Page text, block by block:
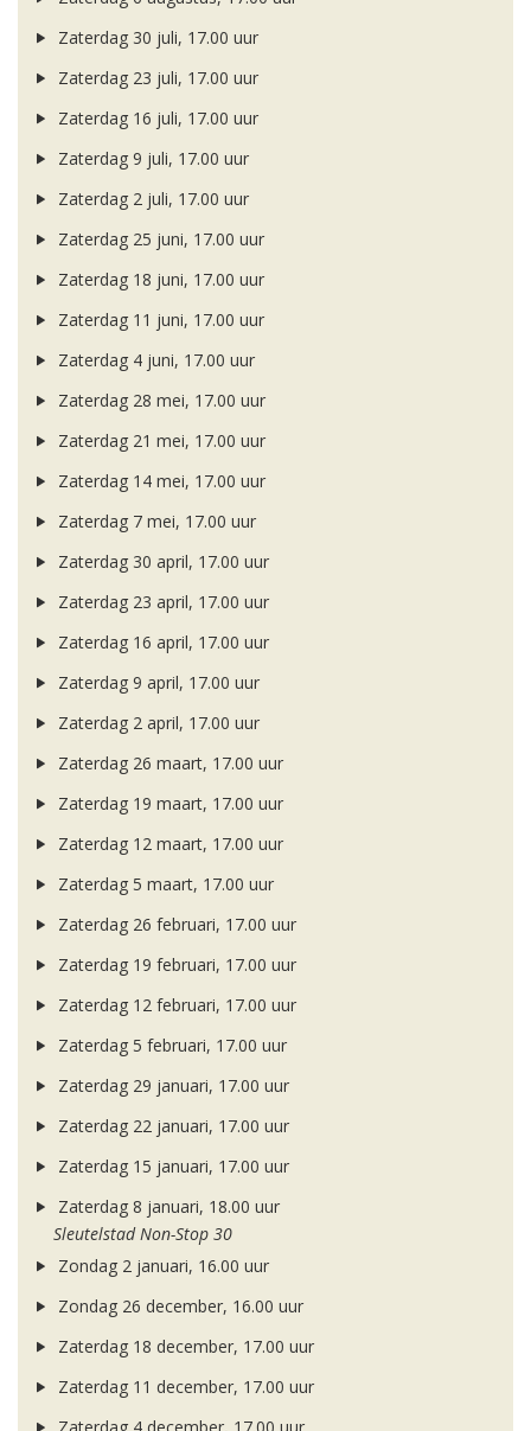
Zaterdag 30 juli, 17.00 uur
Zaterdag 23 juli, 17.00 uur
Zaterdag 16 juli, 17.00 uur
Zaterdag 9 juli, 17.00 uur
Zaterdag 2 juli, 17.00 uur
Zaterdag 25 juni, 17.00 uur
Zaterdag 18 juni, 17.00 uur
Zaterdag 11 juni, 17.00 uur
Zaterdag 4 juni, 17.00 uur
Zaterdag 28 mei, 17.00 uur
Zaterdag 21 mei, 17.00 uur
Zaterdag 14 mei, 17.00 uur
Zaterdag 7 mei, 17.00 uur
Zaterdag 30 april, 17.00 uur
Zaterdag 23 april, 17.00 uur
Zaterdag 16 april, 17.00 uur
Zaterdag 9 april, 17.00 uur
Zaterdag 2 april, 17.00 uur
Zaterdag 26 maart, 17.00 uur
Zaterdag 19 maart, 17.00 uur
Zaterdag 12 maart, 17.00 uur
Zaterdag 5 maart, 17.00 uur
Zaterdag 26 februari, 17.00 uur
Zaterdag 19 februari, 17.00 uur
Zaterdag 12 februari, 17.00 uur
Zaterdag 5 februari, 17.00 uur
Zaterdag 29 januari, 17.00 uur
Zaterdag 22 januari, 17.00 uur
Zaterdag 15 januari, 17.00 uur
Zaterdag 8 januari, 18.00 uur
Sleutelstad Non-Stop 30
Zondag 2 januari, 16.00 uur
Zondag 26 december, 16.00 uur
Zaterdag 18 december, 17.00 uur
Zaterdag 11 december, 17.00 uur